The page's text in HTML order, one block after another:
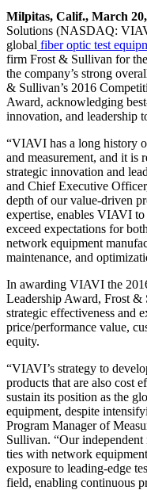
Milpitas, Calif., March 20,
Solutions (NASDAQ:
global fiber optic test
firm Frost & Sullivan for
the company’s strong
& Sullivan’s 2016
Award, acknowledging
innovation, and leadership
“VIAVI has a long history
and measurement, and it is
strategic innovation and
and Chief Executive
depth of our value-driven
expertise, enables VIAVI
exceed expectations for
network equipment
maintenance, and
In awarding VIAVI the
Leadership Award, Frost &
strategic effectiveness and
price/performance value,
equity.
“VIAVI’s strategy to
products that are also cost
sustain its position as the
equipment, despite
Program Manager of
Sullivan. “Our independent
ties with network
exposure to leading-edge
field, enabling continuous